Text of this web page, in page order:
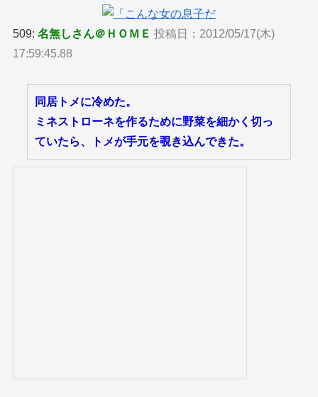
509:名無しさん＠ＨＯＭＥ 投稿日：2012/05/17(木)
17:59:45.88
同居トメに冷めた。
ミネストローネを作るために野菜を細かく切っ
ていたら、トメが手元を覗き込んできた。